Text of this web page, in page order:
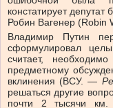
констатирует депутат
Робин Вагенер (Robin
Владимир Путин
сформулировал
считает,
предметному
вклинения (ВСУ. —
решаться другие
почти 2 тысячи км.